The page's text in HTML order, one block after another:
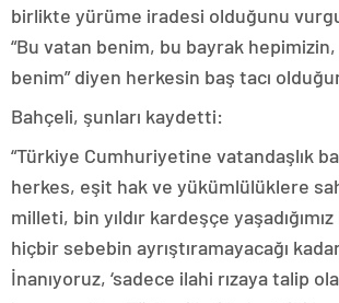
birlikte yürüme iradesi olduğunu
“Bu vatan benim, bu bayrak
benim” diyen herkesin baş tacı
Bahçeli, şunları kaydetti:
“Türkiye Cumhuriyetine vatandaşlık
herkes, eşit hak ve yükümlülüklere
milleti, bin yıldır kardeşçe
hiçbir sebebin ayrıştıramayacağı
İnanıyoruz, ‘sadece ilahi rızaya talip